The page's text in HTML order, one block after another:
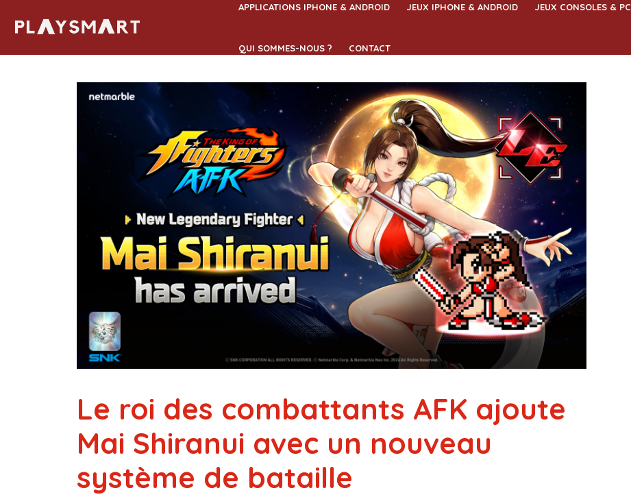
APPLICATIONS IPHONE & ANDROID JEUX IPHONE & ANDROID JEUX CONSOLES & PC
QUI SOMMES-NOUS ? CONTACT
Le roi des combattants AFK ajoute
Mai Shiranui avec un nouveau
système de bataille